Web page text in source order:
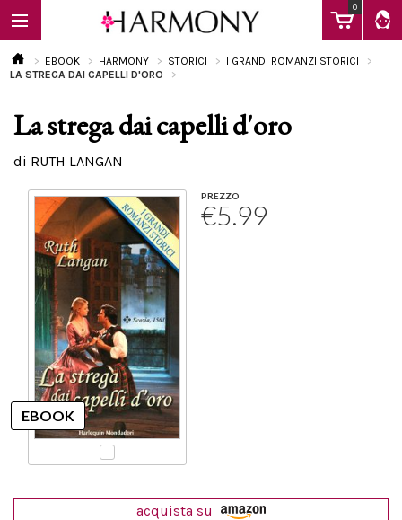
0
EBOOK
Calendario
EBOOK HARMONY STORICI
I GRANDI ROMANZI STORICI
LA STREGA DAI CAPELLI D'ORO
La strega dai capelli d'oro
di RUTH LANGAN
PREZZO
€5.99
acquista su